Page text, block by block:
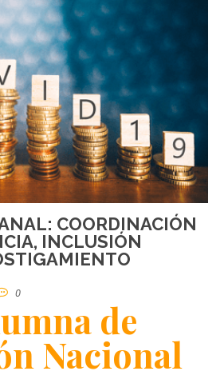
COORDINACIÓN
INCLUSIÓN
0
de
Nacional